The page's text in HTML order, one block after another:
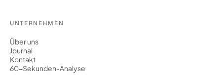
UNTERNEHMEN
Über uns
Journal
Kontakt
60-Sekunden-Analyse